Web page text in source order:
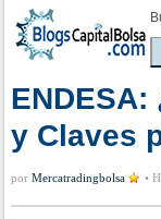
y Claves
por Mercatradingbolsa •